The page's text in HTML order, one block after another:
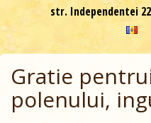
str. Independentei
Gratie
polenului,